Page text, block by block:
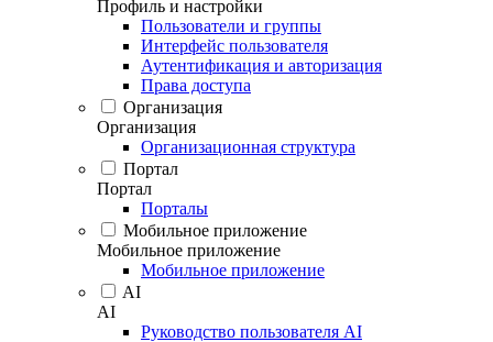
Профиль и настройки
Пользователи и группы
Интерфейс пользователя
Аутентификация и авторизация
Права доступа
Организация
Организация
Организационная структура
Портал
Портал
Порталы
Мобильное приложение
Мобильное приложение
Мобильное приложение
AI
AI
Руководство пользователя AI